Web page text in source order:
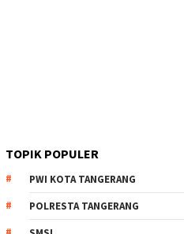
TOPIK POPULER
PWI KOTA TANGERANG
POLRESTA TANGERANG